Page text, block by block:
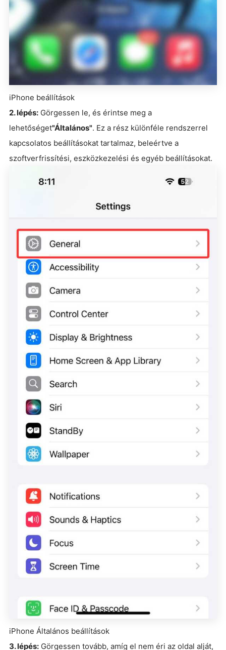
iPhone beállítások
2. lépés: Görgessen le, és érintse meg a
lehetőséget"Általános". Ez a rész különféle rendszerrel
kapcsolatos beállításokat tartalmaz, beleértve a
szoftverfrissítési, eszközkezelési és egyéb beállításokat.
iPhone Általános beállítások
3. lépés: Görgessen tovább, amíg el nem éri az oldal alját,